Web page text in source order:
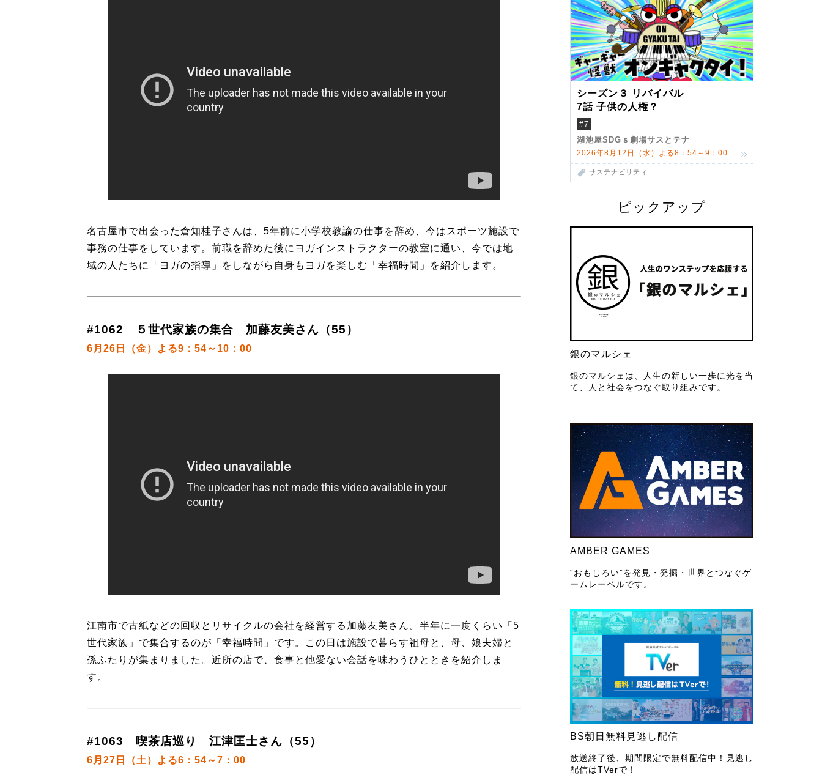
シーズン３ リバイバル
7話 子供の人権？
#7
湖池屋SDGｓ劇場サスとテナ
2026年8月12日（水）よる8：54～9：00
サステナビリティ
ピックアップ
銀のマルシェ
銀のマルシェは、人生の新しい一歩に光を当
て、人と社会をつなぐ取り組みです。
AMBER GAMES
“おもしろい”を発見・発掘・世界とつなぐゲ
ームレーベルです。
BS朝日無料見逃し配信
放送終了後、期間限定で無料配信中！見逃し
配信はTVerで！
名古屋市で出会った倉知桂子さんは、5年前に小学校教諭の仕事を辞め、今はスポーツ施設で
事務の仕事をしています。前職を辞めた後にヨガインストラクターの教室に通い、今では地
域の人たちに「ヨガの指導」をしながら自身もヨガを楽しむ「幸福時間」を紹介します。
#1062 ５世代家族の集合 加藤友美さん（55）
6月26日（金）よる9：54～10：00
江南市で古紙などの回収とリサイクルの会社を経営する加藤友美さん。半年に一度くらい「5
世代家族」で集合するのが「幸福時間」です。この日は施設で暮らす祖母と、母、娘夫婦と
孫ふたりが集まりました。近所の店で、食事と他愛ない会話を味わうひとときを紹介しま
す。
#1063 喫茶店巡り 江津匡士さん（55）
6月27日（土）よる6：54～7：00